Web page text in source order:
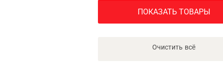
ПОКАЗАТЬ ТОВАРЫ
Очистить всё